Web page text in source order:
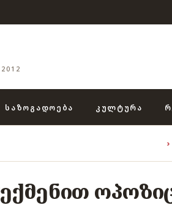
ᲡᲐᲖᲝᲒᲐᲓᲝᲔᲑᲐ ᲙᲣᲚᲢᲣᲠᲐ
გური